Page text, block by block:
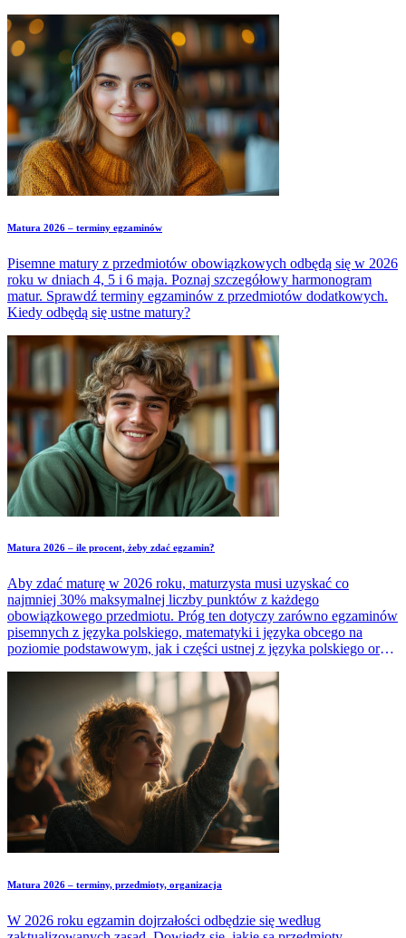
Matura 2026 – terminy egzaminów
Pisemne matury z przedmiotów obowiązkowych odbędą się w 2026
roku w dniach 4, 5 i 6 maja. Poznaj szczegółowy harmonogram
matur. Sprawdź terminy egzaminów z przedmiotów dodatkowych.
Kiedy odbędą się ustne matury?
Matura 2026 – ile procent, żeby zdać egzamin?
Aby zdać maturę w 2026 roku, maturzysta musi uzyskać co
najmniej 30% maksymalnej liczby punktów z każdego
obowiązkowego przedmiotu. Próg ten dotyczy zarówno egzaminów
pisemnych z języka polskiego, matematyki i języka obcego na
poziomie podstawowym, jak i części ustnej z języka polskiego oraz
wystarczy do zdobycia świadectwa dojrzałości? Sprawdź, jakie
dodatkowe warunki trzeba spełnić, by pomyślnie zdać maturę 2026.
Matura 2026 – terminy, przedmioty, organizacja
W 2026 roku egzamin dojrzałości odbędzie się według